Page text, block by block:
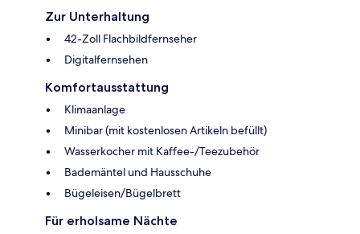
Zur Unterhaltung
42-Zoll Flachbildfernseher
Digitalfernsehen
Komfortausstattung
Klimaanlage
Minibar (mit kostenlosen Artikeln befüllt)
Wasserkocher mit Kaffee-/Teezubehör
Bademäntel und Hausschuhe
Bügeleisen/Bügelbrett
Für erholsame Nächte